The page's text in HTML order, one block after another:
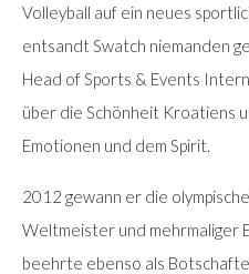
Volleyball auf ein neues
entsandt Swatch niemanden
Head of Sports & Events
über die Schönheit Kroatiens
Emotionen und dem Spirit.
2012 gewann er die
Weltmeister und mehrmaliger
beehrte ebenso als